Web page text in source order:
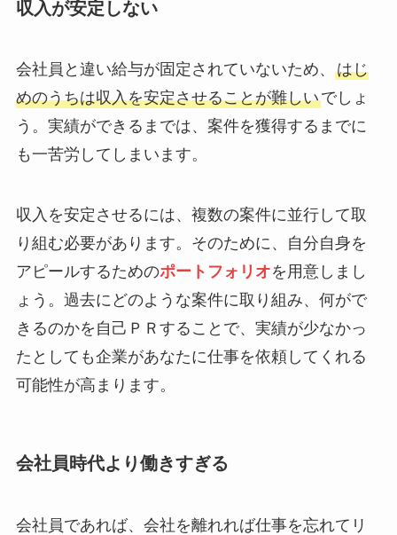
収入が安定しない
会社員と違い給与が固定されていないため、 はじ
めのうちは収入を安定させることが難しいでしょ
う。実績ができるまでは、案件を獲得するまでに
も一苦労してしまいます。
収入を安定させるには、複数の案件に並行して取
り組む必要があります。そのために、自分自身を
アピールするためのポートフォリオを用意しまし
ょう。過去にどのような案件に取り組み、何がで
きるのかを自己ＰＲすることで、実績が少なかっ
たとしても企業があなたに仕事を依頼してくれる
可能性が高まります。
会社員時代より働きすぎる
会社員であれば、会社を離れれば仕事を忘れてリ